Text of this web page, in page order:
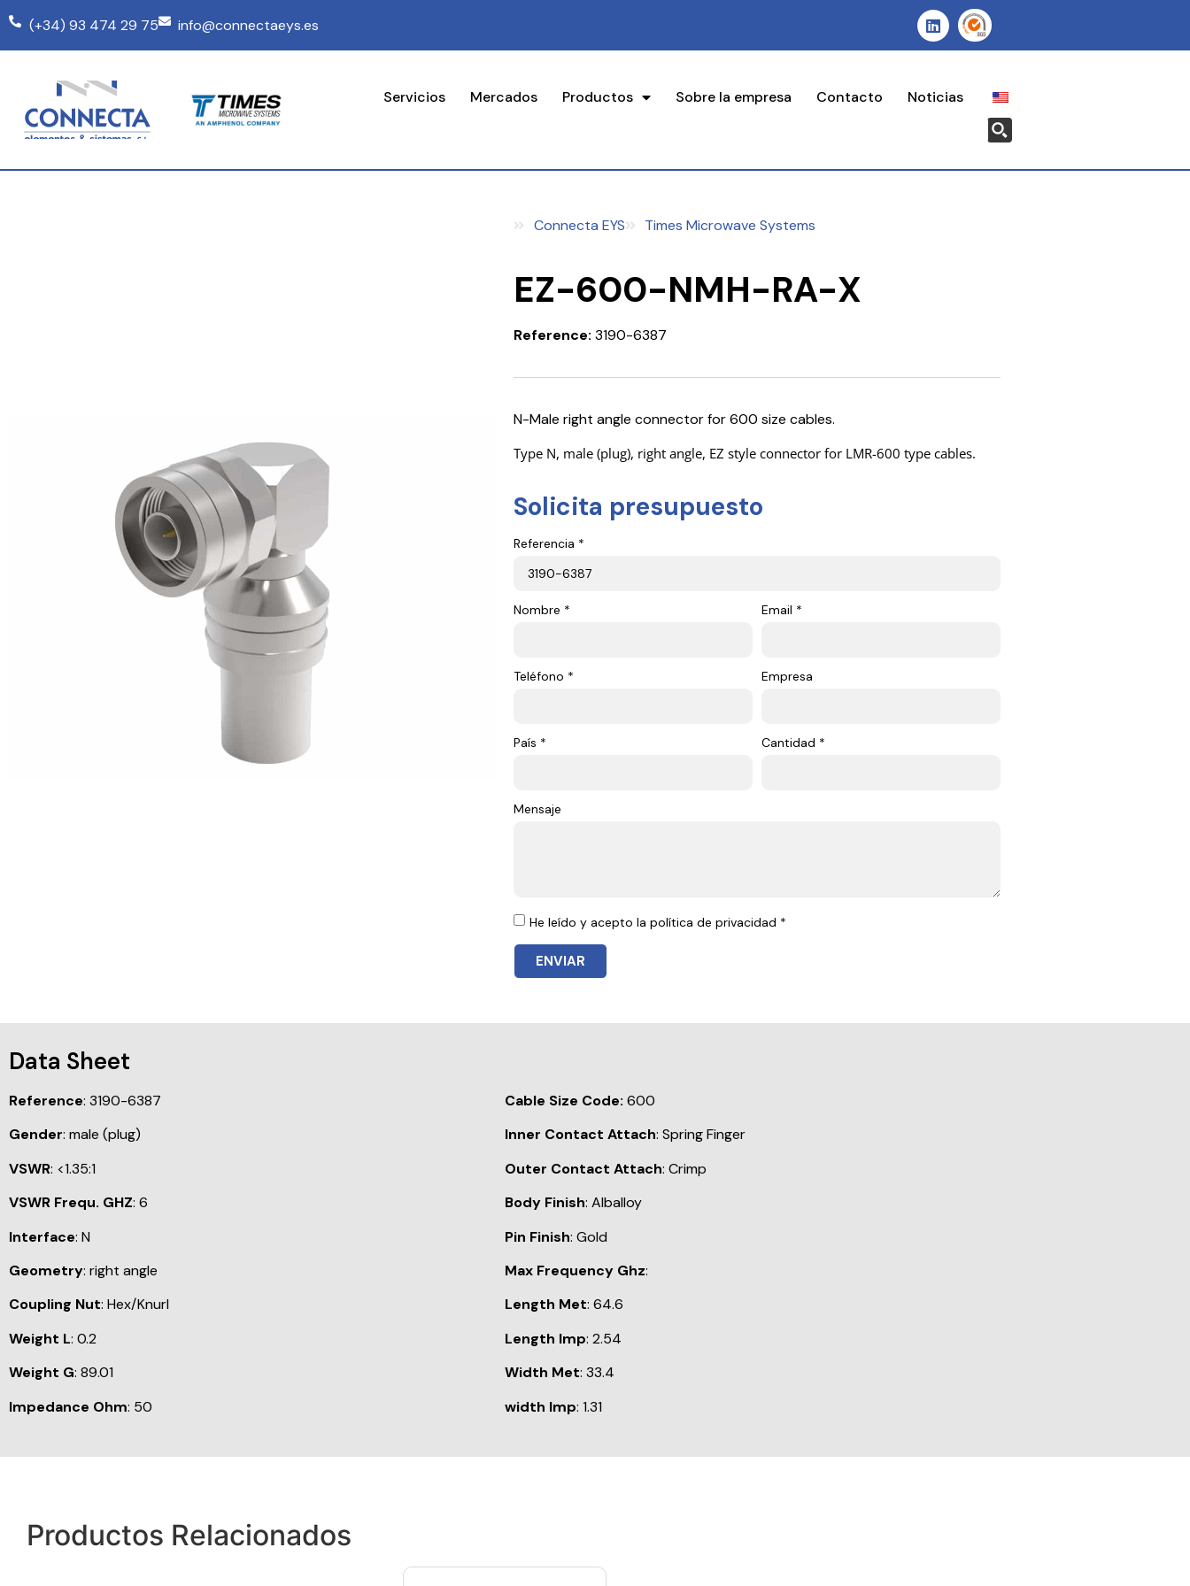
(+34) 93 474 29 75 info@connectaeys.es
Servicios Mercados Productos Sobre la empresa Contacto Noticias
Connecta EYS Times Microwave Systems
EZ-600-NMH-RA-X
Reference: 3190-6387
N-Male right angle connector for 600 size cables.
Type N, male (plug), right angle, EZ style connector for LMR-600 type cables.
Solicita presupuesto
Referencia *
Nombre * Email *
Teléfono * Empresa
País * Cantidad *
Mensaje
He leído y acepto la política de privacidad *
ENVIAR
Data Sheet
Reference: 3190-6387
Gender: male (plug)
VSWR: <1.35:1
VSWR Frequ. GHZ: 6
Interface: N
Geometry: right angle
Coupling Nut: Hex/Knurl
Weight L: 0.2
Weight G: 89.01
Impedance Ohm: 50
Cable Size Code: 600
Inner Contact Attach: Spring Finger
Outer Contact Attach: Crimp
Body Finish: Alballoy
Pin Finish: Gold
Max Frequency Ghz:
Length Met: 64.6
Length Imp: 2.54
Width Met: 33.4
width Imp: 1.31
Productos Relacionados